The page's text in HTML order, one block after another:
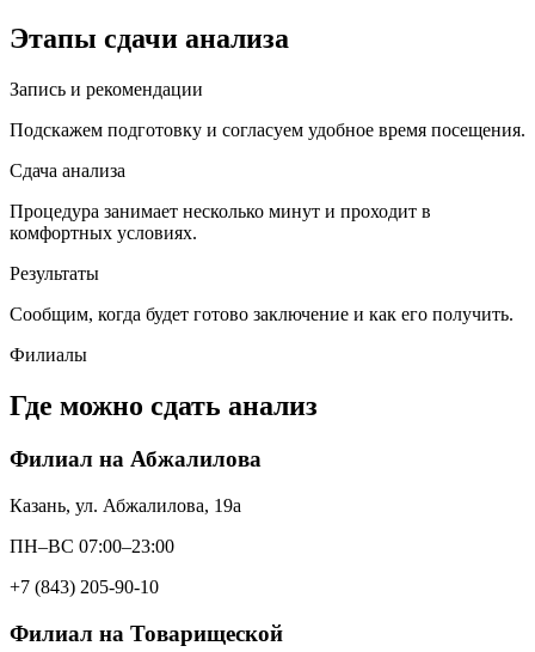
Этапы сдачи анализа
Запись и рекомендации
Подскажем подготовку и согласуем удобное время посещения.
Сдача анализа
Процедура занимает несколько минут и проходит в
комфортных условиях.
Результаты
Сообщим, когда будет готово заключение и как его получить.
Филиалы
Где можно сдать анализ
Филиал на Абжалилова
Казань, ул. Абжалилова, 19а
ПН–ВС 07:00–23:00
+7 (843) 205-90-10
Филиал на Товарищеской